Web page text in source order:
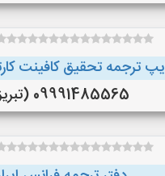
ترجمه تحقیق کافینت
09991485565 (تبریز)